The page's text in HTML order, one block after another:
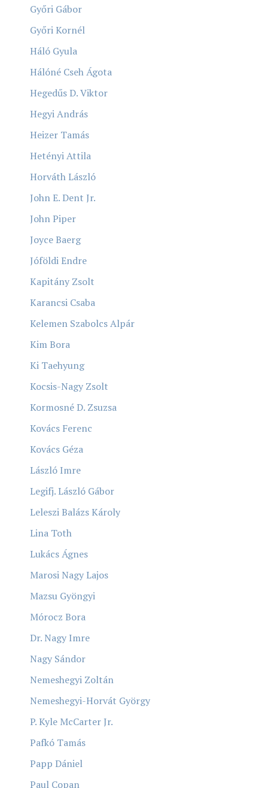
Győri Gábor
Győri Kornél
Háló Gyula
Hálóné Cseh Ágota
Hegedűs D. Viktor
Hegyi András
Heizer Tamás
Hetényi Attila
Horváth László
John E. Dent Jr.
John Piper
Joyce Baerg
Jóföldi Endre
Kapitány Zsolt
Karancsi Csaba
Kelemen Szabolcs Alpár
Kim Bora
Ki Taehyung
Kocsis-Nagy Zsolt
Kormosné D. Zsuzsa
Kovács Ferenc
Kovács Géza
László Imre
Legifj. László Gábor
Leleszi Balázs Károly
Lina Toth
Lukács Ágnes
Marosi Nagy Lajos
Mazsu Gyöngyi
Mórocz Bora
Dr. Nagy Imre
Nagy Sándor
Nemeshegyi Zoltán
Nemeshegyi-Horvát György
P. Kyle McCarter Jr.
Pafkó Tamás
Papp Dániel
Paul Copan